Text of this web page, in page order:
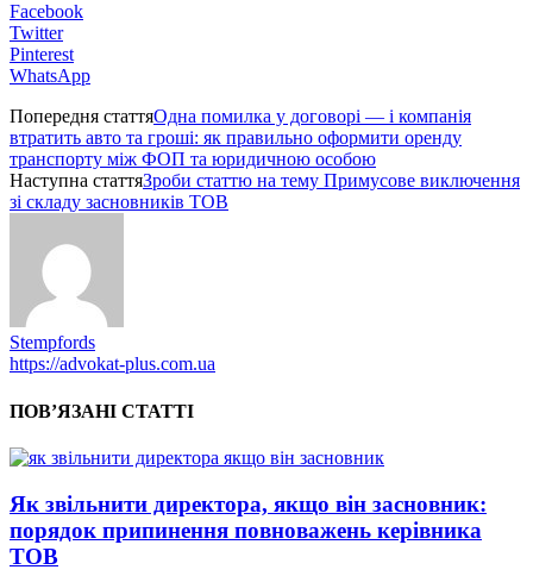
Facebook
Twitter
Pinterest
WhatsApp
Попередня статтяОдна помилка у договорі — і компанія
втратить авто та гроші: як правильно оформити оренду
транспорту між ФОП та юридичною особою
Наступна статтяЗроби статтю на тему Примусове виключення
зі складу засновників ТОВ
Stempfords
https://advokat-plus.com.ua
ПОВ’ЯЗАНІ СТАТТІ
Як звільнити директора, якщо він засновник:
порядок припинення повноважень керівника
ТОВ